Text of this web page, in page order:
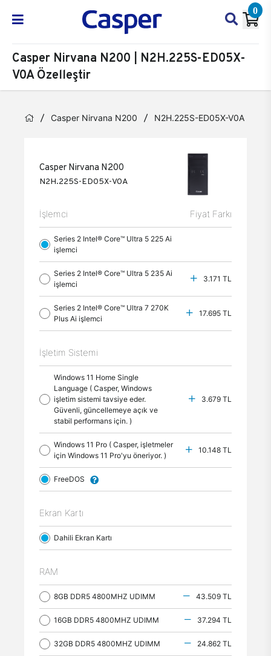
0
Casper Nirvana N200 | N2H.225S-ED05X-
V0A Özelleştir
Casper Nirvana N200 N2H.225S-ED05X-V0A
Casper Nirvana N200
N2H.225S-ED05X-V0A
İşlemci Fiyat Farkı
Series 2 Intel® Core™ Ultra 5 225 Ai
işlemci
Series 2 Intel® Core™ Ultra 5 235 Ai
işlemci
3.171 TL
Series 2 Intel® Core™ Ultra 7 270K
Plus Ai işlemci
17.695 TL
İşletim Sistemi
Windows 11 Home Single
Language ( Casper, Windows
işletim sistemi tavsiye eder.
Güvenli, güncellemeye açık ve
stabil performans için. )
3.679 TL
Windows 11 Pro ( Casper, işletmeler
için Windows 11 Pro'yu öneriyor. )
10.148 TL
FreeDOS
Ekran Kartı
Dahili Ekran Kartı
RAM
8GB DDR5 4800MHZ UDIMM 43.509 TL
16GB DDR5 4800MHZ UDIMM 37.294 TL
32GB DDR5 4800MHZ UDIMM 24.862 TL